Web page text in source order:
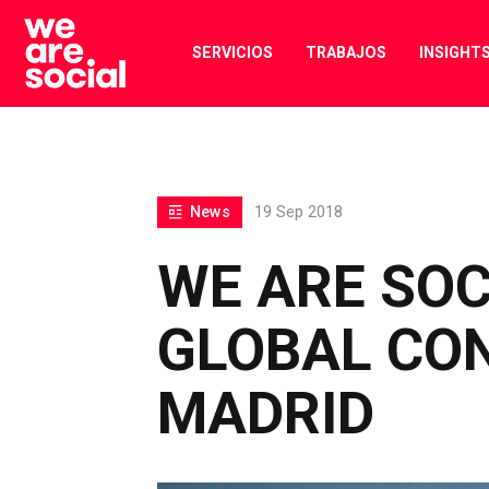
Skip
content
SERVICIOS TRABAJOS INSIGHTS
WE ARE
GLOBAL
MADRID
News 19 Sep 2018